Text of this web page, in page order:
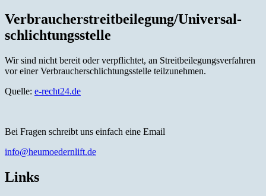
Verbraucher­streit­beilegung/Universal­
schlichtungs­stelle
Wir sind nicht bereit oder verpflichtet, an Streitbeilegungsverfahren
vor einer Verbraucherschlichtungsstelle teilzunehmen.
Quelle: e-recht24.de
Bei Fragen schreibt uns einfach eine Email
info@heumoedernlift.de
Links